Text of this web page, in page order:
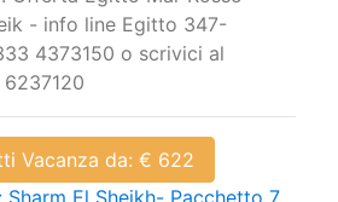
- info line Egitto 347-
4373150 o scrivici al
6237120
Vacanza da: € 622
El Sheikh- Pacchetto 7